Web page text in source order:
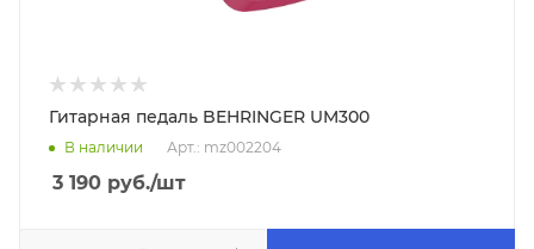
Гитарная педаль BEHRINGER UM300
В наличии Арт.: mz002204
3 190 руб./шт